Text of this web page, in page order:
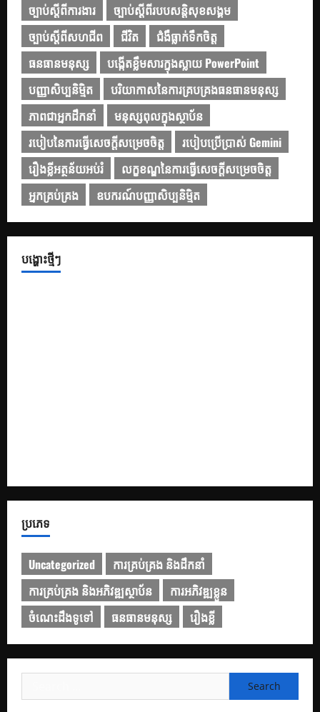
ច្បាប់ស្ដីពីការងារ
ច្បាប់ស្ដីពីរបបសន្តិសុខសង្គម
ច្បាប់ស្ដីពីសហជីព
ជីវិត
ជំងឺធ្លាក់ទឹកចិត្ត
ធនធានមនុស្ស
បង្កើតខ្លឹមសារក្នុងស្លាយ PowerPoint
បញ្ញាសិប្បនិម្មិត
បរិយាកាសនៃការគ្របគ្រងធនធានមនុស្ស
ភាពជាអ្នកដឹកនាំ
មនុស្សពុលក្នុងស្ថាប័ន
របៀបនៃការធ្វើសេចក្តីសម្រេចចិត្ត
របៀបប្រើប្រាស់ Gemini
រឿងខ្លីអត្ថន័យអប់រំ
លក្ខខណ្ឌនៃការធ្វើសេចក្ដីសម្រេចចិត្ត
អ្នកគ្រប់គ្រង
ឧបករណ៍បញ្ញាសិប្បនិម្មិត
បង្ហោះថ្មីៗ
ប្រភេទ
Uncategorized
ការគ្រប់គ្រង និងដឹកនាំ
ការគ្រប់គ្រង និងអភិវឌ្ឍស្ថាប័ន
ការអភិវឌ្ឍខ្លួន
ចំណេះដឹងទូទៅ
ធនធានមនុស្ស រឿងខ្លី